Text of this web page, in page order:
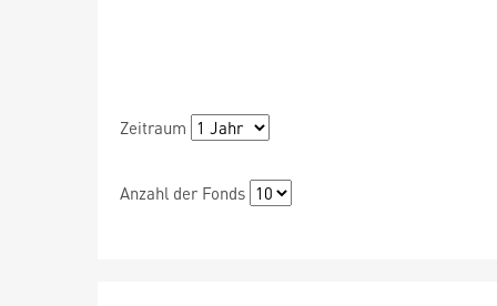
Zeitraum
Anzahl der Fonds